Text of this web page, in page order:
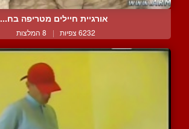
אורגיית חיילים מטריפה בח...
6232 צפיות | 8 המלצות